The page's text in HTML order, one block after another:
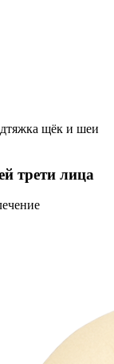
щёк и шеи
трети лица